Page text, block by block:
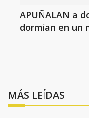
APUÑALAN a
dormían en un
MÁS LEÍDAS